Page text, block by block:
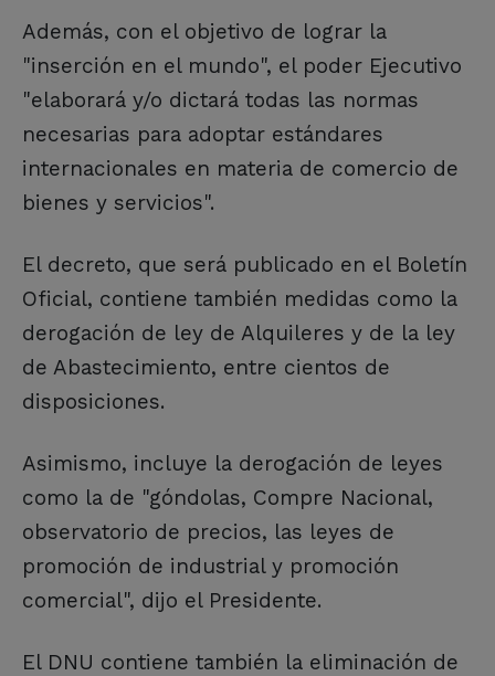
Además, con el objetivo de lograr la
"inserción en el mundo", el poder Ejecutivo
"elaborará y/o dictará todas las normas
necesarias para adoptar estándares
internacionales en materia de comercio de
bienes y servicios".
El decreto, que será publicado en el Boletín
Oficial, contiene también medidas como la
derogación de ley de Alquileres y de la ley
de Abastecimiento, entre cientos de
disposiciones.
Asimismo, incluye la derogación de leyes
como la de "góndolas, Compre Nacional,
observatorio de precios, las leyes de
promoción de industrial y promoción
comercial", dijo el Presidente.
El DNU contiene también la eliminación de